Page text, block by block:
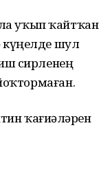
уҡып ҡайтҡан
күңелде шул
сирленең
йоҡтормаған.
ҡағиҙәләрен